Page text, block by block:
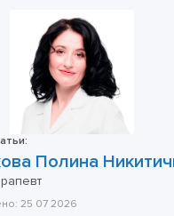
Полина
25 07 2026